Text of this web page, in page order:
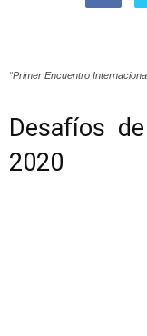
“Primer Encuentro
Desafíos de
2020